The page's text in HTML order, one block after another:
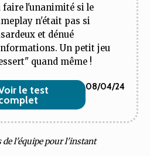
faire l'unanimité si le
n'était pas si
et dénué
Un petit jeu
quand même !
le test
08/04/24
de l'équipe pour l'instant